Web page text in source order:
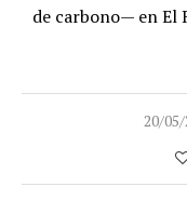
de carbono— en El
20/05/